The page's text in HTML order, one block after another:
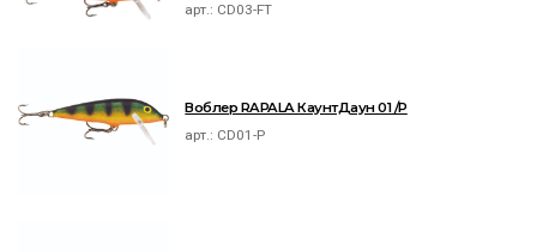
арт.: CD03-FT
Воблер RAPALA КаунтДаун 01 /P
арт.: CD01-P